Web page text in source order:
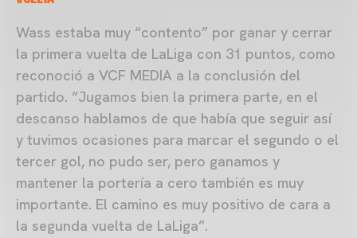
Wass estaba muy “contento” por ganar y cerrar
la primera vuelta de LaLiga con 31 puntos, como
reconoció a VCF MEDIA a la conclusión del
partido. “Jugamos bien la primera parte, en el
descanso hablamos de que había que seguir así
y tuvimos ocasiones para marcar el segundo o el
tercer gol, no pudo ser, pero ganamos y
mantener la portería a cero también es muy
importante. El camino es muy positivo de cara a
la segunda vuelta de LaLiga”.